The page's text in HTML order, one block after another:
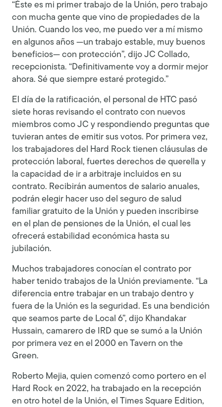
“Éste es mi primer trabajo de la Unión, pero trabajo
con mucha gente que vino de propiedades de la
Unión. Cuando los veo, me puedo ver a mí mismo
en algunos años —un trabajo estable, muy buenos
beneficios— con protección”, dijo JC Collado,
recepcionista. “Definitivamente voy a dormir mejor
ahora. Sé que siempre estaré protegido.”
El día de la ratificación, el personal de HTC pasó
siete horas revisando el contrato con nuevos
miembros como JC y respondiendo preguntas que
tuvieran antes de emitir sus votos. Por primera vez,
los trabajadores del Hard Rock tienen cláusulas de
protección laboral, fuertes derechos de querella y
la capacidad de ir a arbitraje incluidos en su
contrato. Recibirán aumentos de salario anuales,
podrán elegir hacer uso del seguro de salud
familiar gratuito de la Unión y pueden inscribirse
en el plan de pensiones de la Unión, el cual les
ofrecerá estabilidad económica hasta su
jubilación.
Muchos trabajadores conocían el contrato por
haber tenido trabajos de la Unión previamente. “La
diferencia entre trabajar en un trabajo dentro y
fuera de la Unión es la seguridad. Es una bendición
que seamos parte de Local 6”, dijo Khandakar
Hussain, camarero de IRD que se sumó a la Unión
por primera vez en el 2000 en Tavern on the
Green.
Roberto Mejia, quien comenzó como portero en el
Hard Rock en 2022, ha trabajado en la recepción
en otro hotel de la Unión, el Times Square Edition,